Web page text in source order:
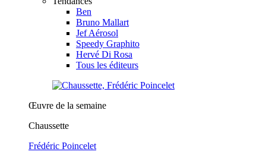
Ben
Bruno Mallart
Jef Aérosol
Speedy Graphito
Hervé Di Rosa
Tous les éditeurs
Œuvre de la semaine
Chaussette
Frédéric Poincelet